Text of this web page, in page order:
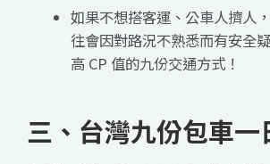
如果不想搭客運、公車人擠人
往會因對路況不熟悉而有安全
高 CP 值的九份交通方式！
三、台灣九份包車一